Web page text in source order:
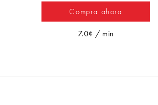
Compra ahora
7.0¢ / min